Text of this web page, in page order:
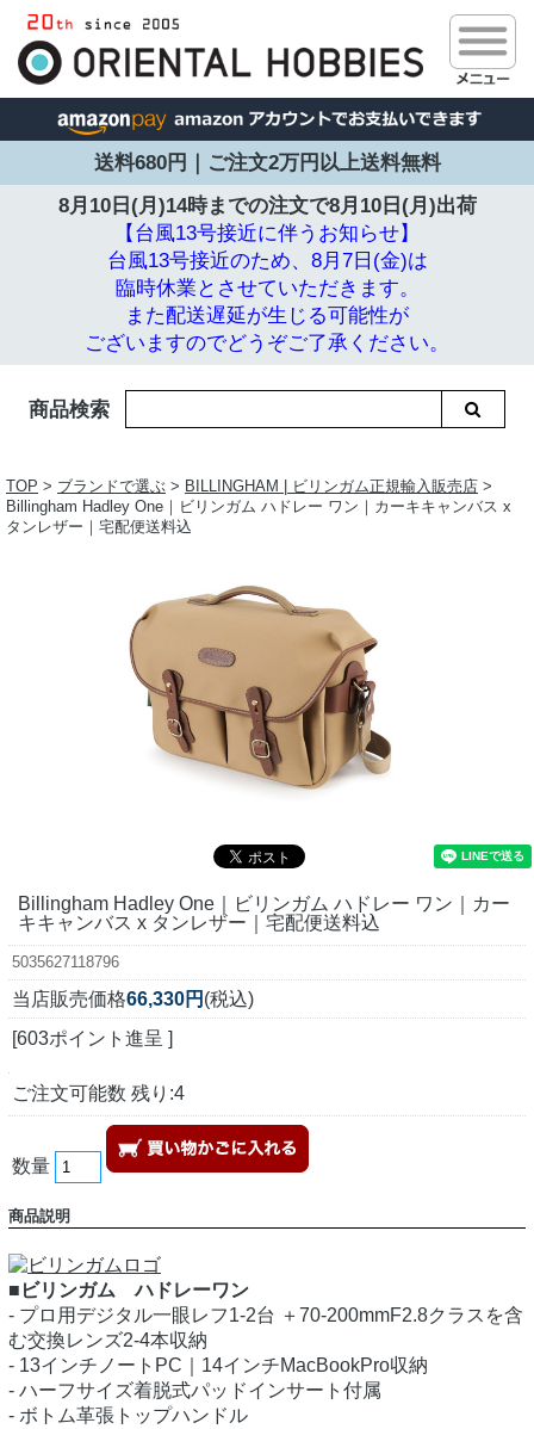
送料680円｜ご注文2万円以上送料無料
8月10日(月)14時までの注文で8月10日(月)出荷
【台風13号接近に伴うお知らせ】
台風13号接近のため、8月7日(金)は
臨時休業とさせていただきます。
また配送遅延が生じる可能性が
ございますのでどうぞご了承ください。
商品検索
TOP > ブランドで選ぶ > BILLINGHAM | ビリンガム正規輸入販売店 >
Billingham Hadley One｜ビリンガム ハドレー ワン｜カーキキャンバス x
タンレザー｜宅配便送料込
Billingham Hadley One｜ビリンガム ハドレー ワン｜カー
キキャンバス x タンレザー｜宅配便送料込
5035627118796
当店販売価格66,330円 (税込)
[603ポイント進呈 ]
ご注文可能数 残り:4
数量
商品説明
■ビリンガム ハドレーワン
- プロ用デジタル一眼レフ1-2台 ＋70-200mmF2.8クラスを含
む交換レンズ2-4本収納
- 13インチノートPC｜14インチMacBookPro収納
- ハーフサイズ着脱式パッドインサート付属
- ボトム革張トップハンドル